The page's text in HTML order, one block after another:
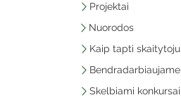
Projektai
Nuorodos
Kaip tapti skaitytoju
Bendradarbiaujame
Skelbiami konkursai